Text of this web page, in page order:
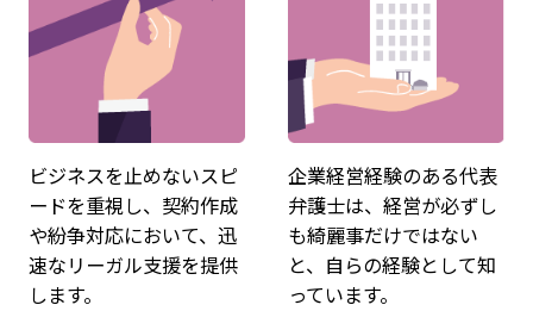
ビジネスを止めないスピ
ードを重視し、契約作成
や紛争対応において、迅
速なリーガル支援を提供
します。
企業経営経験のある代表
弁護士は、経営が必ずし
も綺麗事だけではない
と、自らの経験として知
っています。